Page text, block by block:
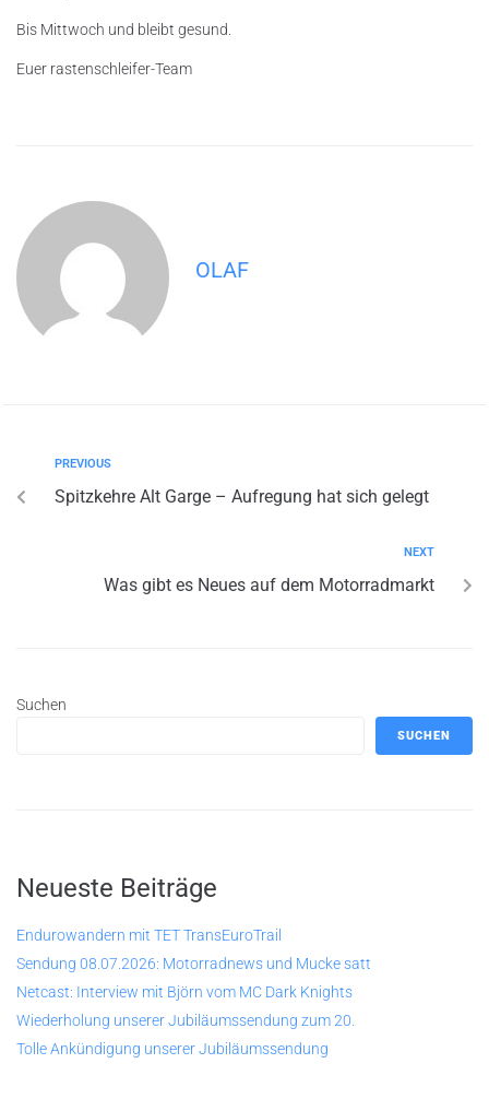
Bis Mittwoch und bleibt gesund.
Euer rastenschleifer-Team
OLAF
PREVIOUS
Spitzkehre Alt Garge – Aufregung hat sich gelegt
NEXT
Was gibt es Neues auf dem Motorradmarkt
Suchen
SUCHEN
Neueste Beiträge
Endurowandern mit TET TransEuroTrail
Sendung 08.07.2026: Motorradnews und Mucke satt
Netcast: Interview mit Björn vom MC Dark Knights
Wiederholung unserer Jubiläumssendung zum 20.
Tolle Ankündigung unserer Jubiläumssendung